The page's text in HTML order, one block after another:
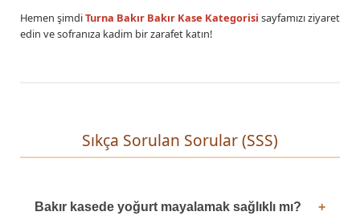
Hemen şimdiTurna Bakır Bakır Kase Kategorisi sayfamızı ziyaret
edin ve sofranıza kadim bir zarafet katın!
Sıkça Sorulan Sorular (SSS)
Bakır kasede yoğurt mayalamak sağlıklı mı?